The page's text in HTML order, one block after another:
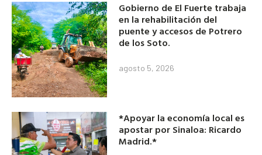
Gobierno de El Fuerte trabaja
en la rehabilitación del
puente y accesos de Potrero
de los Soto.
agosto 5, 2026
*Apoyar la economía local es
apostar por Sinaloa: Ricardo
Madrid.*